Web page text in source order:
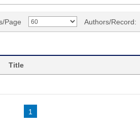
Page Authors/Record:
Title
1